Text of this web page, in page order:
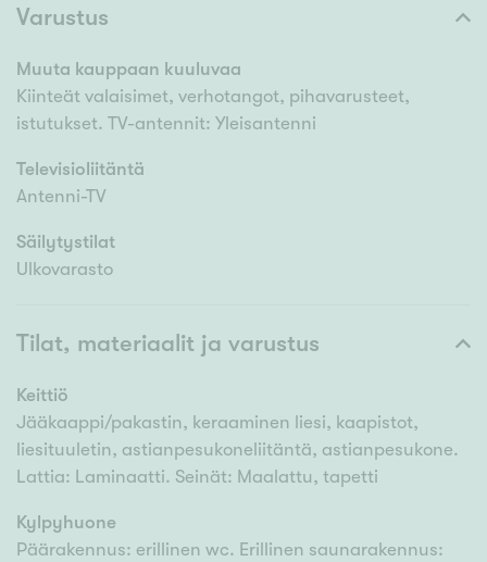
Varustus
Muuta kauppaan kuuluvaa
Kiinteät valaisimet, verhotangot, pihavarusteet,
istutukset. TV-antennit: Yleisantenni
Televisioliitäntä
Antenni-TV
Säilytystilat
Ulkovarasto
Tilat, materiaalit ja varustus
Keittiö
Jääkaappi/pakastin, keraaminen liesi, kaapistot,
liesituuletin, astianpesukoneliitäntä, astianpesukone.
Lattia: Laminaatti. Seinät: Maalattu, tapetti
Kylpyhuone
Päärakennus: erillinen wc. Erillinen saunarakennus: